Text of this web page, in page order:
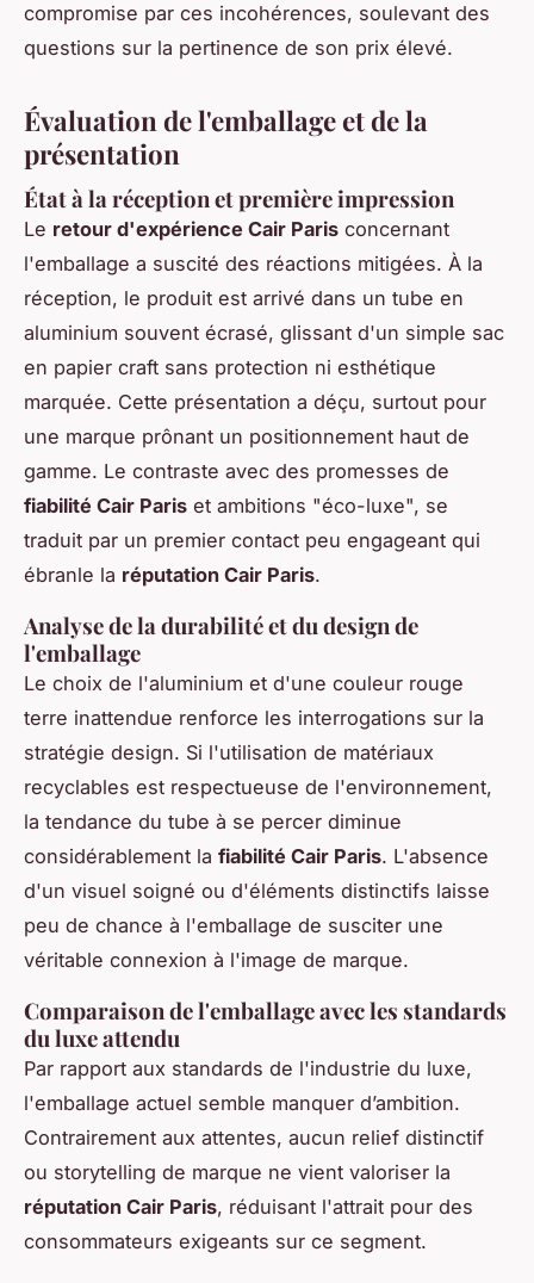
compromise par ces incohérences, soulevant des
questions sur la pertinence de son prix élevé.
Évaluation de l'emballage et de la
présentation
État à la réception et première impression
Le retour d'expérience Cair Paris concernant
l'emballage a suscité des réactions mitigées. À la
réception, le produit est arrivé dans un tube en
aluminium souvent écrasé, glissant d'un simple sac
en papier craft sans protection ni esthétique
marquée. Cette présentation a déçu, surtout pour
une marque prônant un positionnement haut de
gamme. Le contraste avec des promesses de
fiabilité Cair Paris et ambitions "éco-luxe", se
traduit par un premier contact peu engageant qui
ébranle la réputation Cair Paris.
Analyse de la durabilité et du design de
l'emballage
Le choix de l'aluminium et d'une couleur rouge
terre inattendue renforce les interrogations sur la
stratégie design. Si l'utilisation de matériaux
recyclables est respectueuse de l'environnement,
la tendance du tube à se percer diminue
considérablement la fiabilité Cair Paris. L'absence
d'un visuel soigné ou d'éléments distinctifs laisse
peu de chance à l'emballage de susciter une
véritable connexion à l'image de marque.
Comparaison de l'emballage avec les standards
du luxe attendu
Par rapport aux standards de l'industrie du luxe,
l'emballage actuel semble manquer d’ambition.
Contrairement aux attentes, aucun relief distinctif
ou storytelling de marque ne vient valoriser la
réputation Cair Paris, réduisant l'attrait pour des
consommateurs exigeants sur ce segment.